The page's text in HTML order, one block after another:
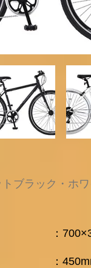
ブラック・ホ
：
：